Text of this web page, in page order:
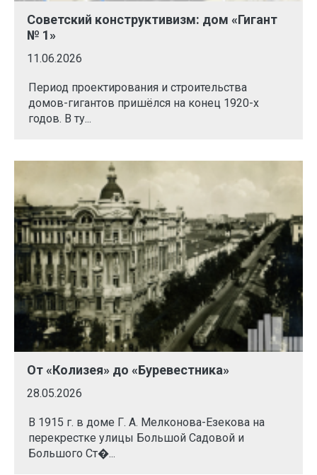
Советский конструктивизм: дом «Гигант
№ 1»
11.06.2026
Период проектирования и строительства
домов-гигантов пришёлся на конец 1920-х
годов. В ту...
От «Колизея» до «Буревестника»
28.05.2026
В 1915 г. в доме Г. А. Мелконова-Езекова на
перекрестке улицы Большой Садовой и
Большого Ст�...